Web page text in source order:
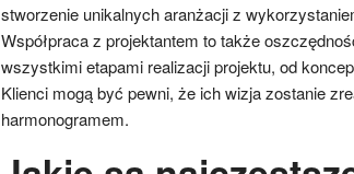
stworzenie unikalnych aranżacji z
Współpraca z projektantem to także
wszystkimi etapami realizacji projektu, od
Klienci mogą być pewni, że ich wizja zostanie
harmonogramem.